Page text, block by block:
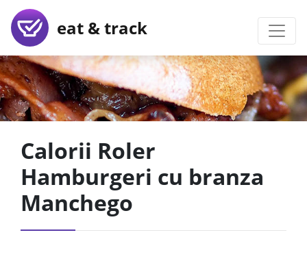
eat & track
Calorii Roler
Hamburgeri cu branza
Manchego